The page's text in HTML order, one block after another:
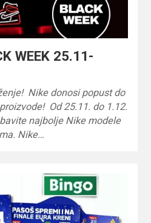
WEEK 25.11-
Nike donosi popust do
Od 25.11. do 1.12.
najbolje Nike modele
Nike…